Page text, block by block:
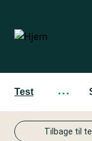
hovedindhold
Test ···
Tilbage til